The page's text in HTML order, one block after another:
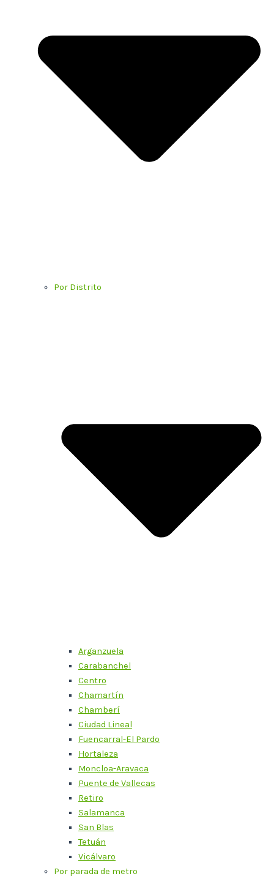
Por Distrito
Arganzuela
Carabanchel
Centro
Chamartín
Chamberí
Ciudad Lineal
Fuencarral-El Pardo
Hortaleza
Moncloa-Aravaca
Puente de Vallecas
Retiro
Salamanca
San Blas
Tetuán
Vicálvaro
Por parada de metro